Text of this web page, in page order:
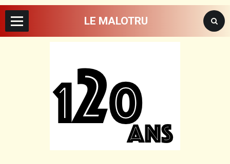
LE MALOTRU